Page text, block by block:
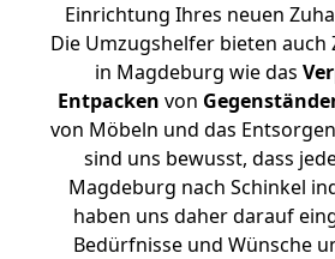
Einrichtung Ihres neuen
Die Umzugshelfer bieten auch
in Magdeburg wie das
Entpacken von
von Möbeln und das
sind uns bewusst, dass
Magdeburg nach Schinkel
haben uns daher darauf
Bedürfnisse und Wünsche